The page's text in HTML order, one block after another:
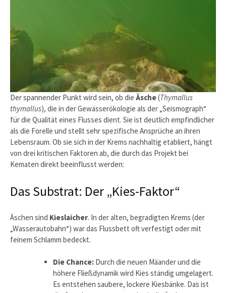
Der spannender Punkt wird sein, ob die Äsche(Thymallus
thymallus), die in der Gewässerökologie als der „Seismograph“
für die Qualität eines Flusses dient. Sie ist deutlich empfindlicher
als die Forelle und stellt sehr spezifische Ansprüche an ihren
Lebensraum. Ob sie sich in der Krems nachhaltig etabliert, hängt
von drei kritischen Faktoren ab, die durch das Projekt bei
Kematen direkt beeinflusst werden:
Das Substrat: Der „Kies-Faktor“
Äschen sind Kieslaicher. In der alten, begradigten Krems (der
„Wasserautobahn“) war das Flussbett oft verfestigt oder mit
feinem Schlamm bedeckt.
Die Chance: Durch die neuen Mäander und die
höhere Fließdynamik wird Kies ständig umgelagert.
Es entstehen saubere, lockere Kiesbänke. Das ist